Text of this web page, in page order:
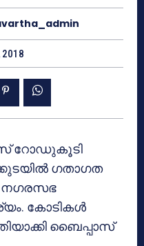
2018
റോഡുകൂടി
ഗതാഗത
നഗരസഭ
കോടികള്‍
ബൈപ്പാസ്